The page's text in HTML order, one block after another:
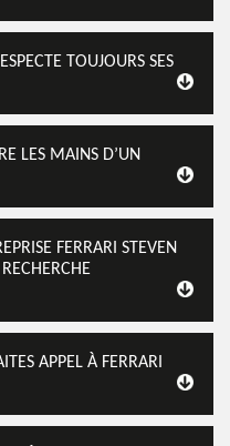
TOUJOURS SES
LES MAINS D’UN
FERRARI STEVEN
APPEL À FERRARI